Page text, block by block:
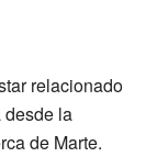
relacionado
desde la
de Marte.